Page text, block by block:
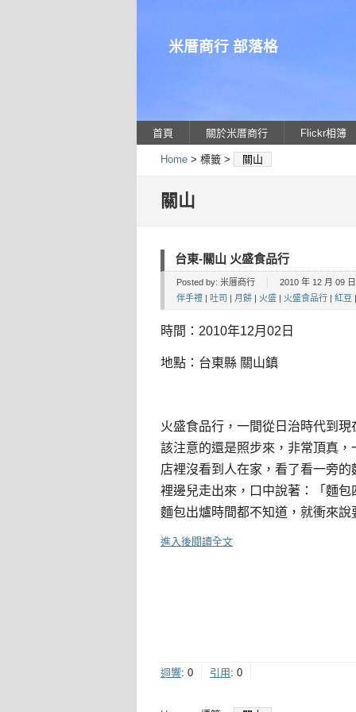
米厝商行 部落格
首頁 關於米厝商行 Flickr相簿
Home > 標籤 > 關山
關山
台東-關山 火盛食品行
Posted by: 米厝商行 2010 年 12 月 09
伴手禮 | 吐司 | 月餅 | 火盛 | 火盛食品行 | 紅豆 |
時間：2010年12月02日
地點：台東縣 關山鎮
火盛食品行，一間從日治時代到
該注意的還是照步來，非常頂真
店裡沒看到人在家，看了看一旁
裡邊兒走出來，口中說著：「麵
麵包出爐時間都不知道，就衝來說
進入後閱讀全文
迴響: 0 引用 : 0